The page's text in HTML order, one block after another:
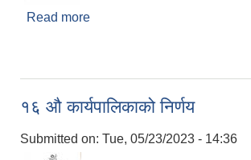
Read more
१६ ‌औ कार्यपालिकाको निर्णय
Submitted on: Tue, 05/23/2023 - 14:36